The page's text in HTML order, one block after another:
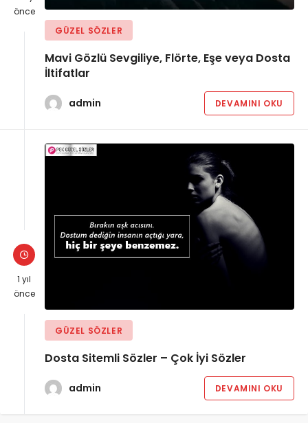
önce
GÜZEL SÖZLER
Mavi Gözlü Sevgiliye, Flörte, Eşe veya Dosta
İltifatlar
admin DEVAMINI OKU
1 yıl
önce
GÜZEL SÖZLER
Dosta Sitemli Sözler – Çok İyi Sözler
admin DEVAMINI OKU